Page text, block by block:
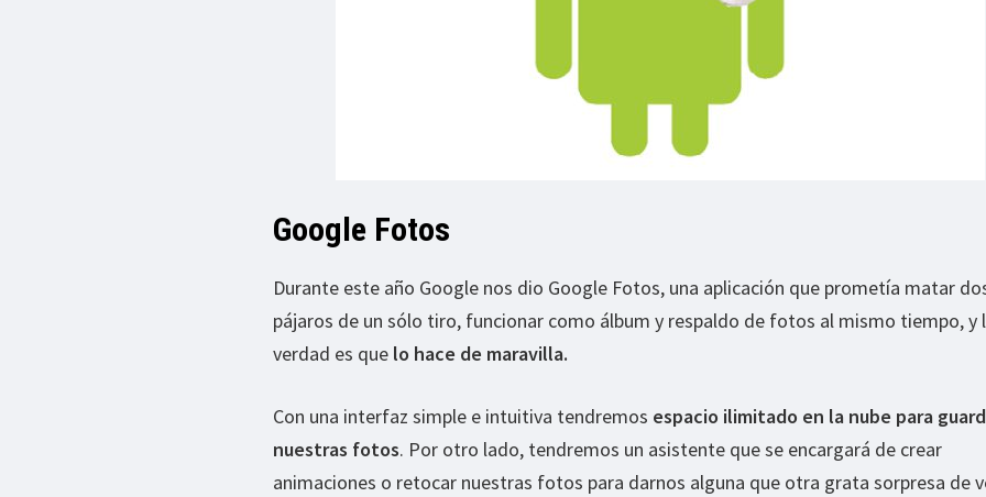
Google Fotos
Durante este año Google nos dio Google Fotos, una aplicación que prometía matar
pájaros de un sólo tiro, funcionar como álbum y respaldo de fotos al mismo tiempo, y
verdad es que lo hace de maravilla.
Con una interfaz simple e intuitiva tendremos espacio ilimitado en la nube para
nuestras fotos. Por otro lado, tendremos un asistente que se encargará de crear
animaciones o retocar nuestras fotos para darnos alguna que otra grata sorpresa de